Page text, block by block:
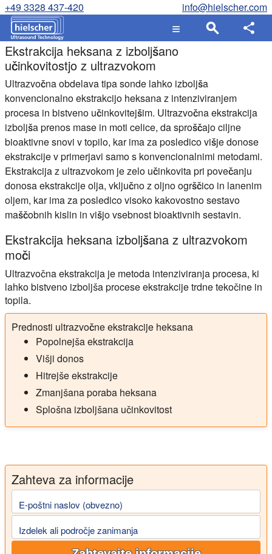
+49 3328 437-420 info@hielscher.com
Ekstrakcija heksana z izboljšano
učinkovitostjo z ultrazvokom
Ultrazvočna obdelava tipa sonde lahko izboljša
konvencionalno ekstrakcijo heksana z intenziviranjem
procesa in bistveno učinkovitejšim. Ultrazvočna ekstrakcija
izboljša prenos mase in moti celice, da sproščajo ciljne
bioaktivne snovi v topilo, kar ima za posledico višje donose
ekstrakcije v primerjavi samo s konvencionalnimi metodami.
Ekstrakcija z ultrazvokom je zelo učinkovita pri povečanju
donosa ekstrakcije olja, vključno z oljno ogrščico in lanenim
oljem, kar ima za posledico visoko kakovostno sestavo
maščobnih kislin in višjo vsebnost bioaktivnih sestavin.
Ekstrakcija heksana izboljšana z ultrazvokom
moči
Ultrazvočna ekstrakcija je metoda intenziviranja procesa, ki
lahko bistveno izboljša procese ekstrakcije trdne tekočine in
topila.
Prednosti ultrazvočne ekstrakcije heksana
Popolnejša ekstrakcija
Višji donos
Hitrejše ekstrakcije
Zmanjšana poraba heksana
Splošna izboljšana učinkovitost
Zahteva za informacije
E-poštni naslov (obvezno)
Izdelek ali področje zanimanja